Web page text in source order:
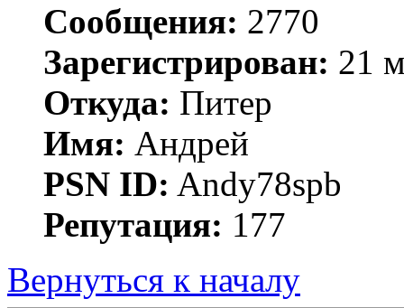
Сообщения: 2770
Зарегистрирован: 21
Откуда: Питер
Имя: Андрей
PSN ID: Andy78spb
Репутация: 177
Вернуться к началу